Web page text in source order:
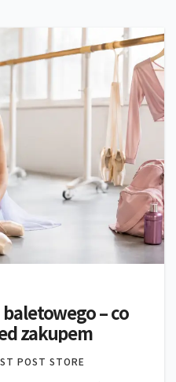
– co
zakupem
POST STORE